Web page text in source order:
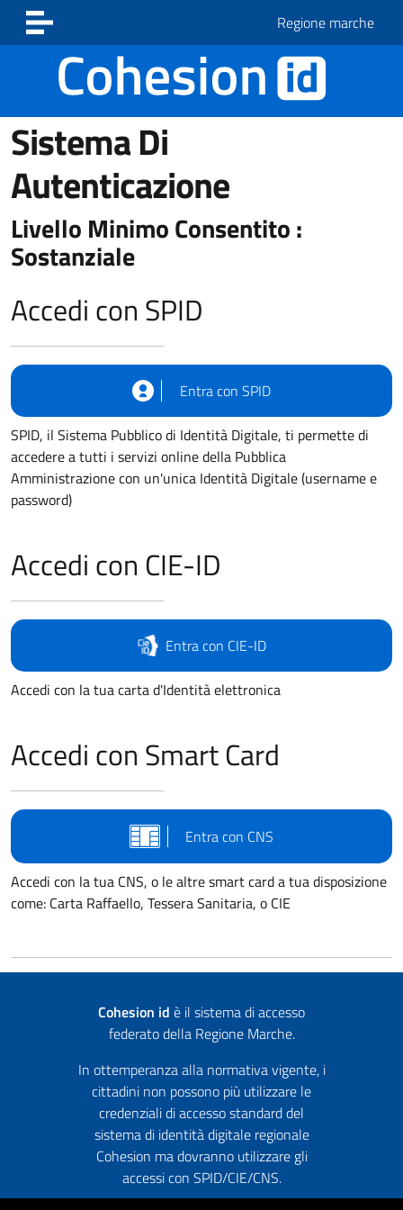
Vai ai contenuti
Vai al footer
Regione marche
Sistema Di
Autenticazione
Livello Minimo Consentito :
Sostanziale
Accedi con SPID
Entra con SPID
SPID, il Sistema Pubblico di Identità Digitale, ti permette di
accedere a tutti i servizi online della Pubblica
Amministrazione con un'unica Identità Digitale (username e
password)
Accedi con CIE-ID
Entra con CIE-ID
Accedi con la tua carta d'Identità elettronica
Accedi con Smart Card
Entra con CNS
Accedi con la tua CNS, o le altre smart card a tua disposizione
come: Carta Raffaello, Tessera Sanitaria, o CIE
Cohesion id è il sistema di accesso
federato della Regione Marche.
In ottemperanza alla normativa vigente, i
cittadini non possono più utilizzare le
credenziali di accesso standard del
sistema di identità digitale regionale
Cohesion ma dovranno utilizzare gli
accessi con SPID/CIE/CNS.